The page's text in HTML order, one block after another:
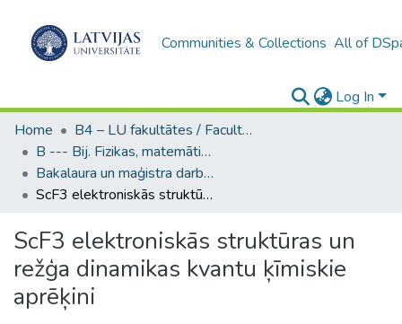
Communities & Collections All of
Log In
Home
B4 – LU fakultātes / Faculties of the UL
B --- Bij. Fizikas, matemātikas un optometrijas fakultātes studentu noslēguma darbi / Faculty of Physics, Mathematics and Optometry - Graduate works
Bakalaura un maģistra darbi (FMOF) / Bachelor's and Master's theses
ScF3 elektroniskās struktūras un režģa dinamikas kvantu ķīmiskie aprēķini
ScF3 elektroniskās struktūras un
režģa dinamikas kvantu ķīmiskie
aprēķini